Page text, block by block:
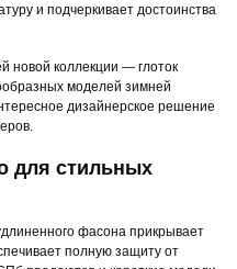
и подчеркивает достоинства
новой коллекции — глоток
моделей зимней
дизайнерское решение
для стильных
фасона прикрывает
полную защиту от